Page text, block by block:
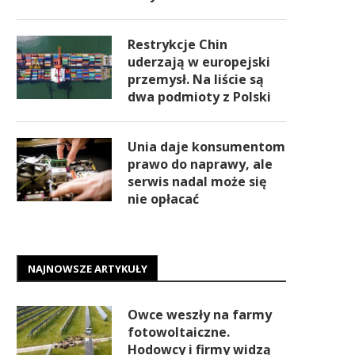
Restrykcje Chin
uderzają w europejski
przemysł. Na liście są
dwa podmioty z Polski
Unia daje konsumentom
prawo do naprawy, ale
serwis nadal może się
nie opłacać
NAJNOWSZE ARTYKUŁY
Owce weszły na farmy
fotowoltaiczne.
Hodowcy i firmy widzą